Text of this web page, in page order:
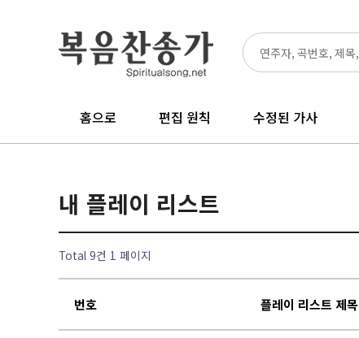
홈으로 편집 원칙 수정된 가사
내 플레이 리스트
Total 9건 1 페이지
번호 플레이 리스트 제목